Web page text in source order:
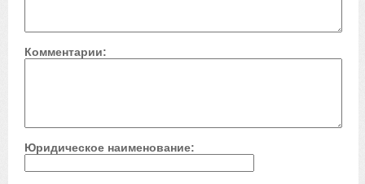
Комментарии:
Юридическое наименование: